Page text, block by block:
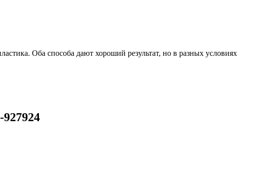
Оба способа дают хороший результат, но в разных условиях